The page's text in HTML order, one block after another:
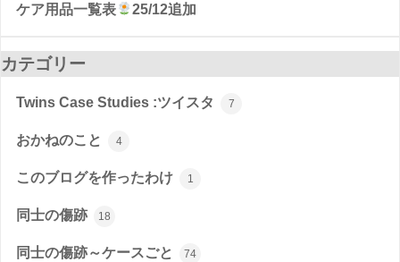
ケア用品一覧表 25/12追加
カテゴリー
Twins Case Studies :ツイスタ 7
おかねのこと 4
このブログを作ったわけ 1
同士の傷跡 18
同士の傷跡～ケースごと 74